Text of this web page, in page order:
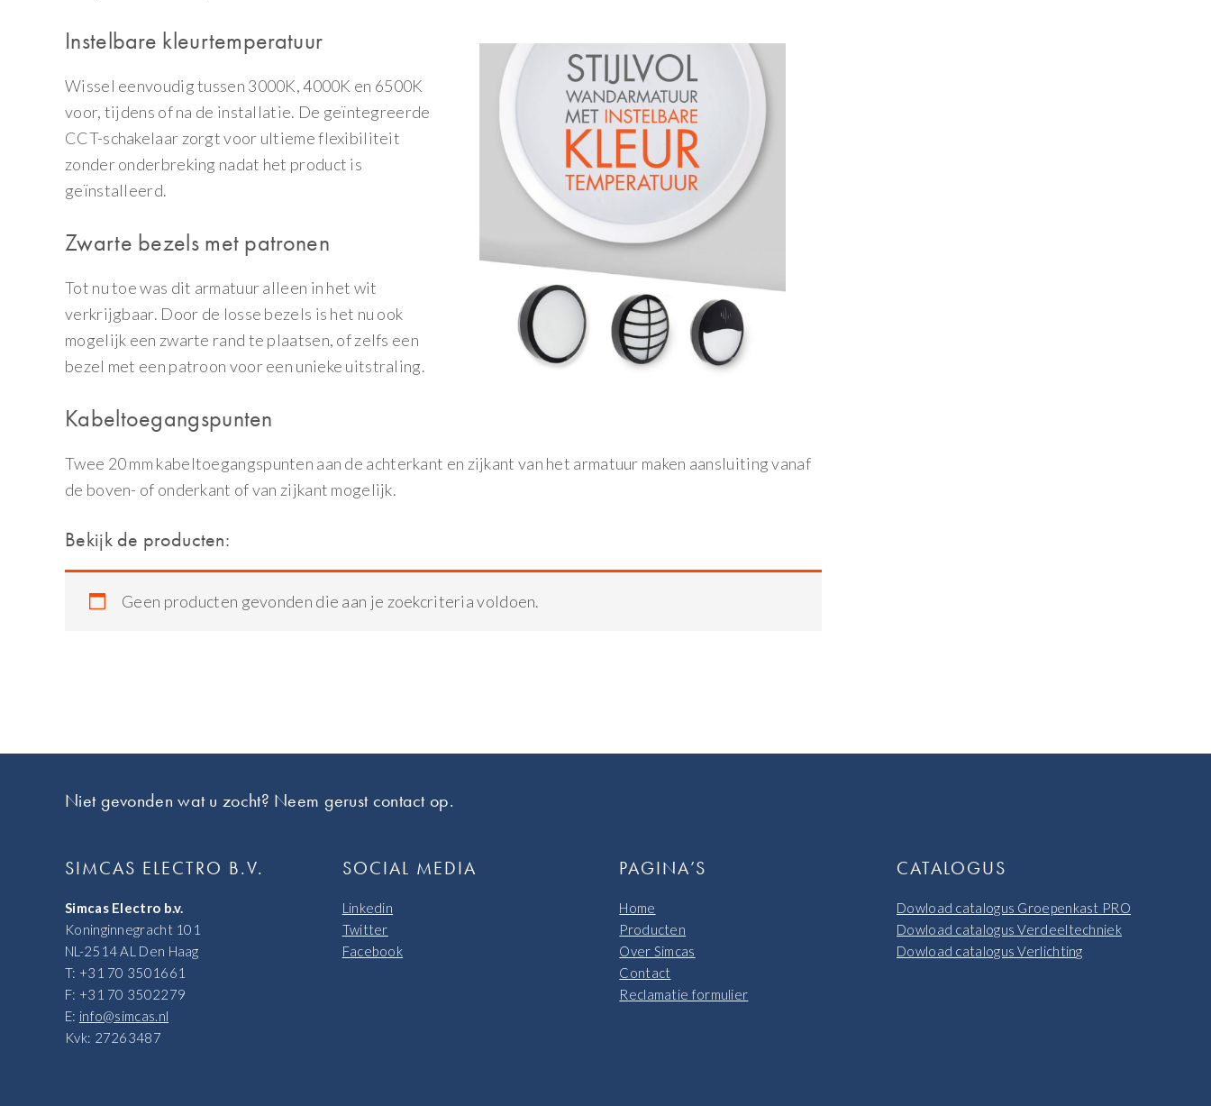
Instelbare kleurtemperatuur
Wissel eenvoudig tussen 3000K, 4000K en 6500K
voor, tijdens of na de installatie. De geïntegreerde
CCT-schakelaar zorgt voor ultieme flexibiliteit
zonder onderbreking nadat het product is
geïnstalleerd.
Zwarte bezels met patronen
Tot nu toe was dit armatuur alleen in het wit
verkrijgbaar. Door de losse bezels is het nu ook
mogelijk een zwarte rand te plaatsen, of zelfs een
bezel met een patroon voor een unieke uitstraling.
Kabeltoegangspunten
Twee 20 mm kabeltoegangspunten aan de achterkant en zijkant van het armatuur maken aansluiting vanaf
de boven- of onderkant of van zijkant mogelijk.
Bekijk de producten:
Geen producten gevonden die aan je zoekcriteria voldoen.
Niet gevonden wat u zocht? Neem gerust contact op.
SIMCAS ELECTRO B.V.
Simcas Electro b.v.
Koninginnegracht 101
NL-2514 AL Den Haag
T: +31 70 3501661
F: +31 70 3502279
E: info@simcas.nl
Kvk: 27263487
SOCIAL MEDIA
Linkedin
Twitter
Facebook
PAGINA’S
Home
Producten
Over Simcas
Contact
Reclamatie formulier
CATALOGUS
Dowload catalogus Groepenkast PRO
Dowload catalogus Verdeeltechniek
Dowload catalogus Verlichting